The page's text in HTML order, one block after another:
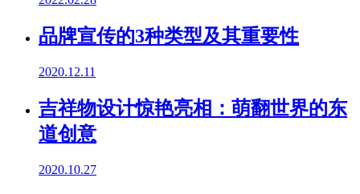
品牌宣传的3种类型及其重要性
2020.12.11
吉祥物设计惊艳亮相：萌翻世界的东
道创意
2020.10.27